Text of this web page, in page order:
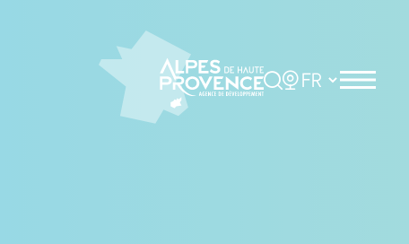
Rechercher
Choisir la langue